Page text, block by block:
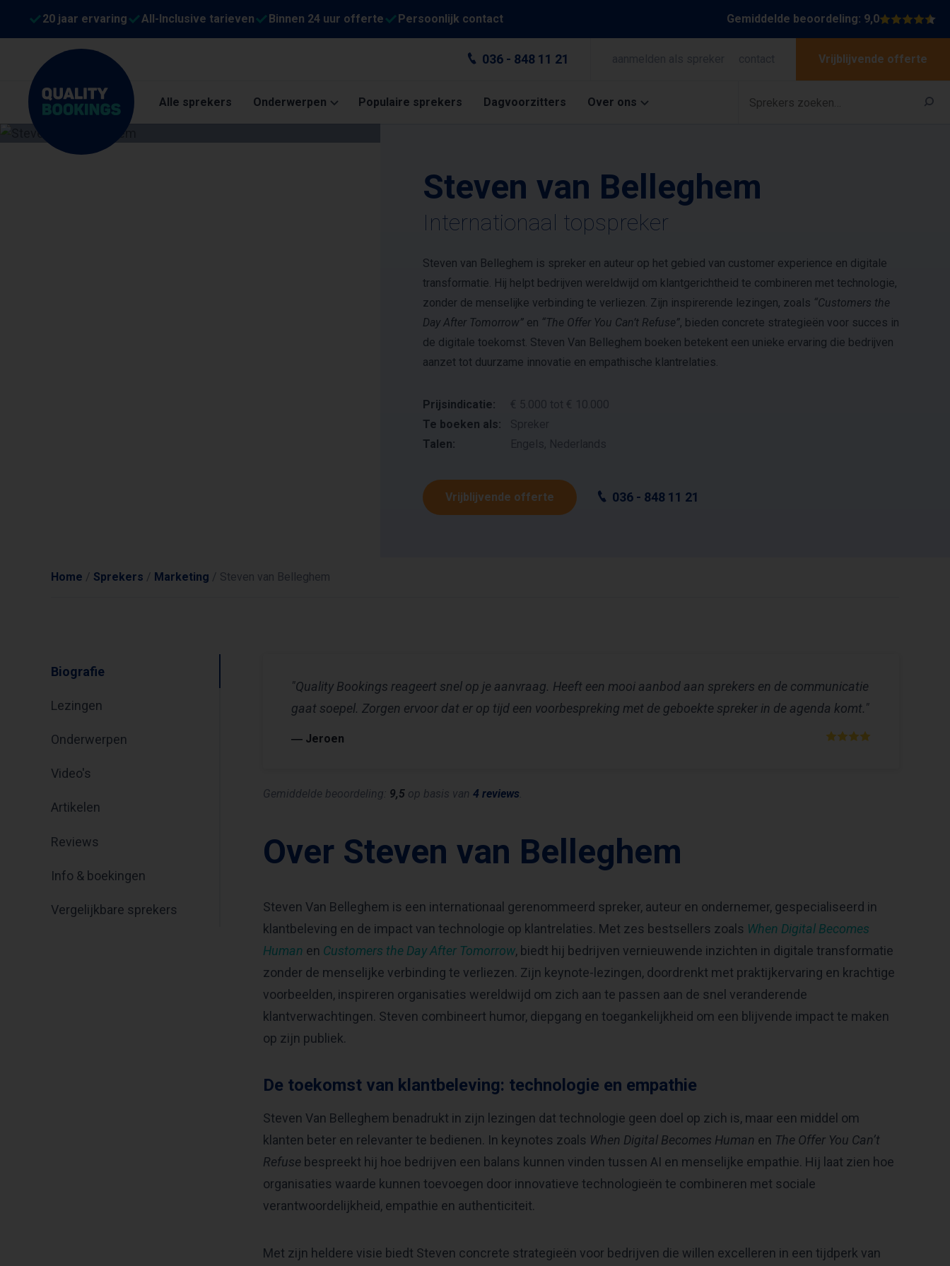
20 jaar ervaring All-Inclusive tarieven Binnen 24 uur offerte Persoonlijk contact Gemiddelde beoordeling: 9,0
036 - 848 11 21 Vrijblijvende offerte
Alle sprekers Onderwerpen Populaire sprekers Dagvoorzitters Over ons
Steven van Belleghem
Internationaal topspreker
Steven van Belleghem is spreker en auteur op het gebied van customer experience en digitale
transformatie. Hij helpt bedrijven wereldwijd om klantgerichtheid te combineren met technologie,
zonder de menselijke verbinding te verliezen. Zijn inspirerende lezingen, zoals “Customers the
Day After Tomorrow”en “The Offer You Can’t Refuse”, bieden concrete strategieën voor succes in
de digitale toekomst. Steven Van Belleghem boeken betekent een unieke ervaring die bedrijven
aanzet tot duurzame innovatie en empathische klantrelaties.
Prijsindicatie:
€ 5.000 tot € 10.000
Te boeken als:
Talen:
Vrijblijvende offerte 036 - 848 11 21
Home / Sprekers / Marketing / Steven van Belleghem
Biografie
Lezingen
Onderwerpen
Video's
Artikelen
Reviews
Info & boekingen
Vergelijkbare sprekers
"Quality Bookings reageert snel op je aanvraag. Heeft een mooi aanbod aan sprekers en de communicatie
gaat soepel. Zorgen ervoor dat er op tijd een voorbespreking met de geboekte spreker in de agenda komt."
― Jeroen
Gemiddelde beoordeling: 9,5 op basis van 4 reviews.
Over Steven van Belleghem
Steven Van Belleghem is een internationaal gerenommeerd spreker, auteur en ondernemer, gespecialiseerd in
klantbeleving en de impact van technologie op klantrelaties. Met zes bestsellers zoals When Digital Becomes
Human en Customers the Day After Tomorrow, biedt hij bedrijven vernieuwende inzichten in digitale transformatie
zonder de menselijke verbinding te verliezen. Zijn keynote-lezingen, doordrenkt met praktijkervaring en krachtige
voorbeelden, inspireren organisaties wereldwijd om zich aan te passen aan de snel veranderende
klantverwachtingen. Steven combineert humor, diepgang en toegankelijkheid om een blijvende impact te maken
op zijn publiek.
De toekomst van klantbeleving: technologie en empathie
Steven Van Belleghem benadrukt in zijn lezingen dat technologie geen doel op zich is, maar een middel om
klanten beter en relevanter te bedienen. In keynotes zoals When Digital Becomes Human en The Offer You Can’t
Refuse bespreekt hij hoe bedrijven een balans kunnen vinden tussen AI en menselijke empathie. Hij laat zien hoe
organisaties waarde kunnen toevoegen door innovatieve technologieën te combineren met sociale
verantwoordelijkheid, empathie en authenticiteit.
Met zijn heldere visie biedt Steven concrete strategieën voor bedrijven die willen excelleren in een tijdperk van